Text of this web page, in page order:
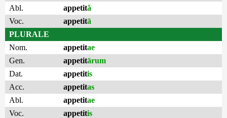
Abl.
appetită
Voc.
appetitā
PLURALE
Nom.
appetitae
Gen.
appetitārum
Dat.
appetitis
Acc.
appetitas
Abl.
appetitae
Voc.
appetitis